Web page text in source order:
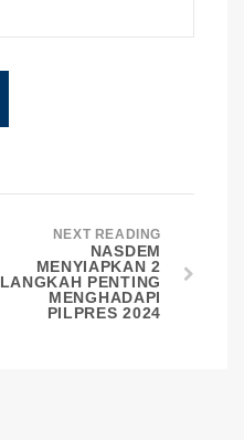
NEXT READING
NASDEM
MENYIAPKAN 2
LANGKAH PENTING
MENGHADAPI
PILPRES 2024